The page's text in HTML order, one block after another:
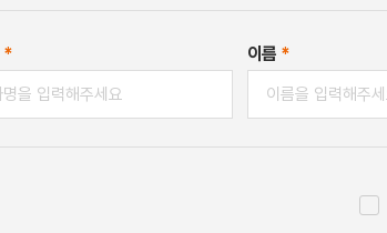
* 이름 *